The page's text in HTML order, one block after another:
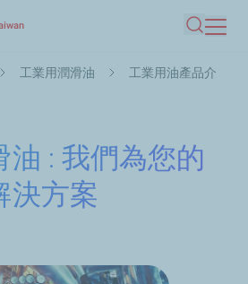
main
Search
工業用潤滑油
工業用油產品介
: 我們為您的
決方案